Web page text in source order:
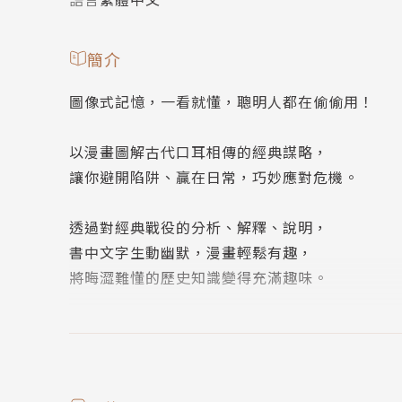
簡介
圖像式記憶，一看就懂，聰明人都在偷偷用！
以漫畫圖解古代口耳相傳的經典謀略，
讓你避開陷阱、贏在日常，巧妙應對危機。
透過對經典戰役的分析、解釋、說明，
書中文字生動幽默，漫畫輕鬆有趣，
將晦澀難懂的歷史知識變得充滿趣味。